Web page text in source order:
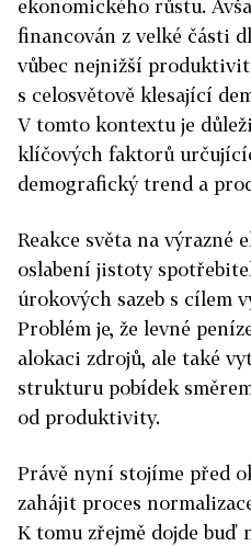
ekonomického růstu.
financován z velké části
vůbec nejnižší
s celosvětově klesající
V tomto kontextu je
klíčových faktorů
demografický trend a
Reakce světa na výrazné
oslabení jistoty
úrokových sazeb s cílem
Problém je, že levné
alokaci zdrojů, ale také
strukturu pobídek
od produktivity.
Právě nyní stojíme před
zahájit proces
K tomu zřejmě dojde buď